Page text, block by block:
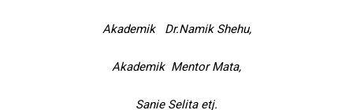
Akademik Dr.Namik Shehu,
Akademik Mentor Mata,
Sanie Selita etj.